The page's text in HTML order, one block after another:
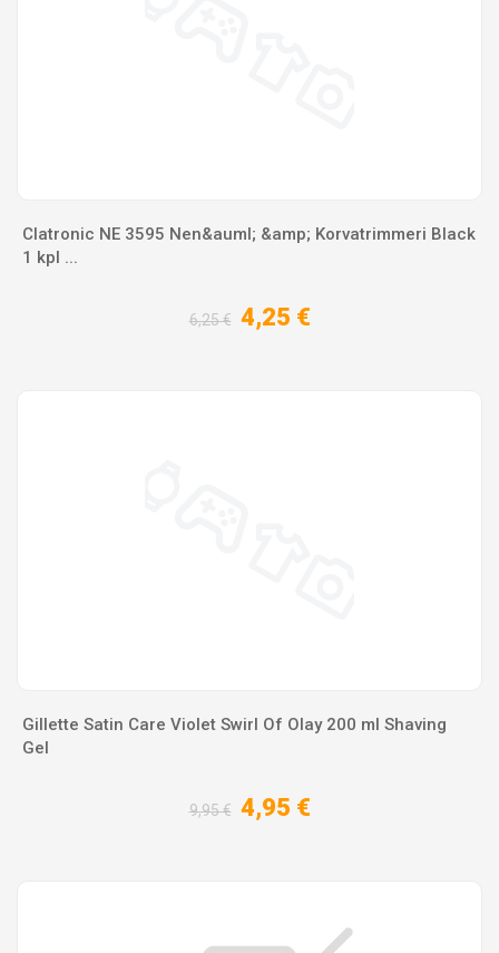
Clatronic NE 3595 Nen&auml; &amp; Korvatrimmeri Black
1 kpl ...
6,25 € 4,25 €
Gillette Satin Care Violet Swirl Of Olay 200 ml Shaving
Gel
9,95 € 4,95 €